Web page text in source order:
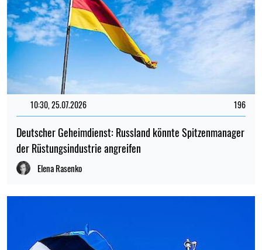
10:30, 25.07.2026 196
Deutscher Geheimdienst: Russland könnte Spitzenmanager
der Rüstungsindustrie angreifen
Elena Rasenko